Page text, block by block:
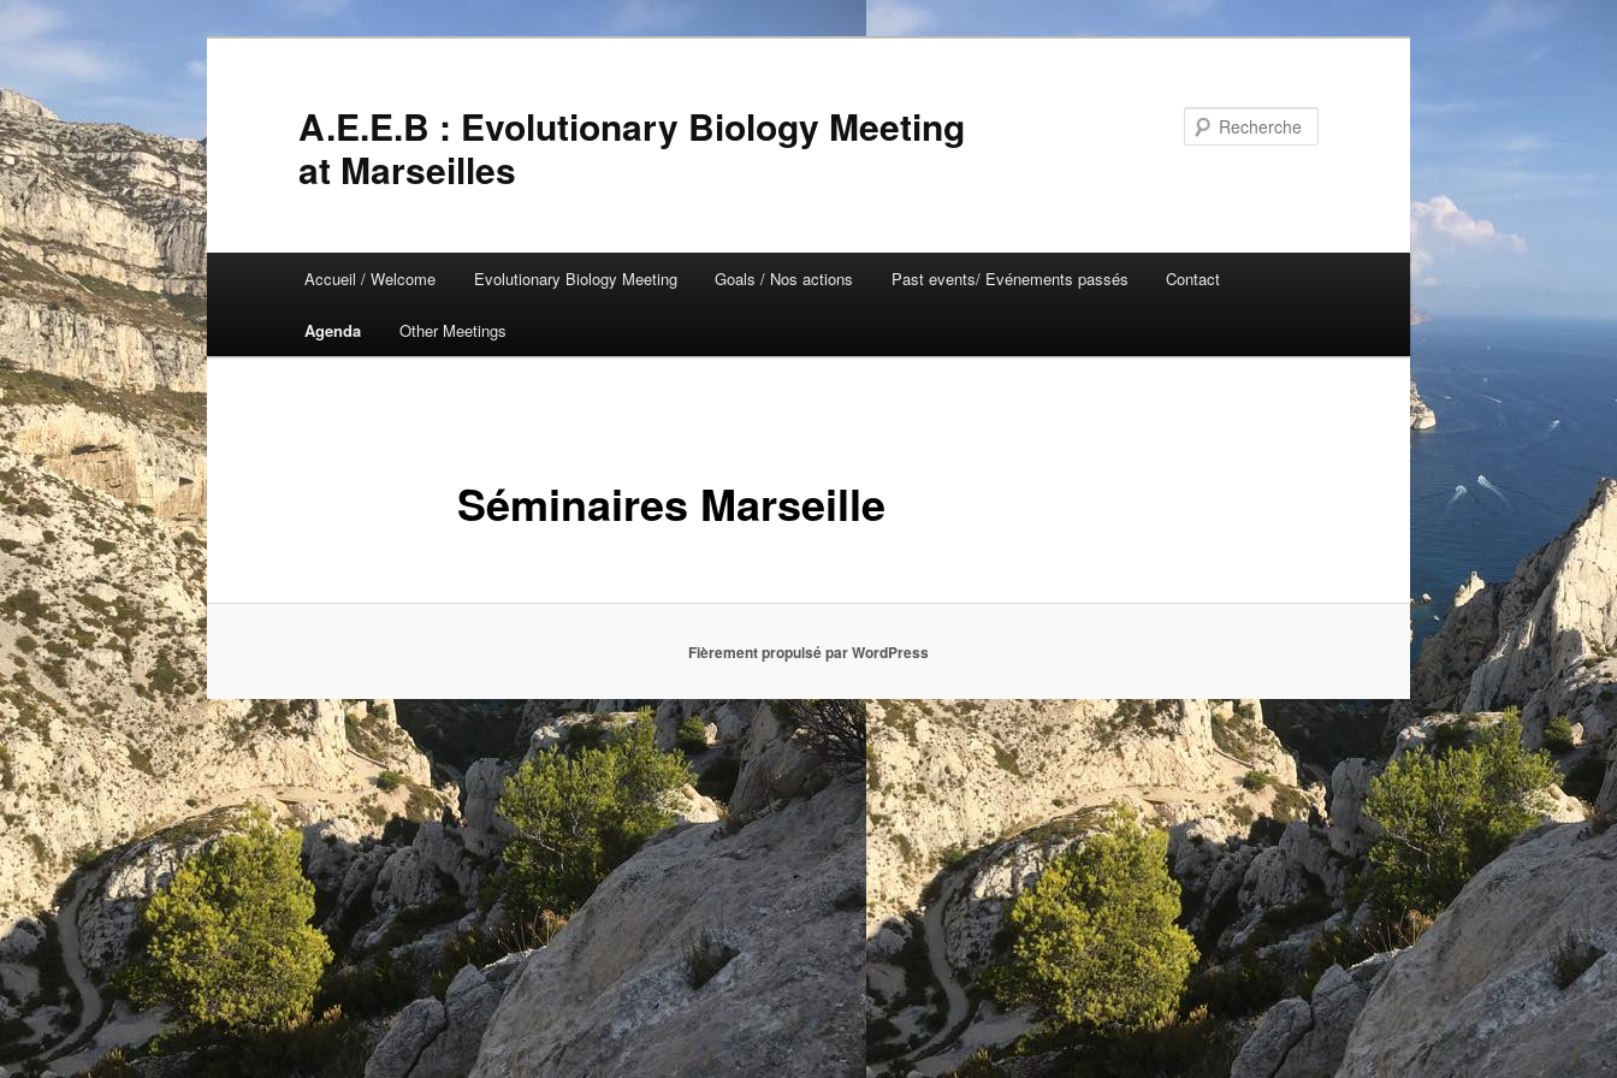
A.E.E.B : Evolutionary Biology Meeting
at Marseilles
Aller
au
Accueil / Welcome Evolutionary Biology Meeting Goals / Nos actions Past events/ Evénements passés Contact
Agenda Other Meetings
Séminaires Marseille
Fièrement propulsé par WordPress